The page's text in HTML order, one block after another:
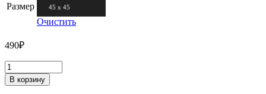
Размер 45 х 45
Очистить
490₽
В корзину